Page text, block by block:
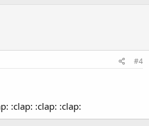
#4
:clap: :clap: :clap: